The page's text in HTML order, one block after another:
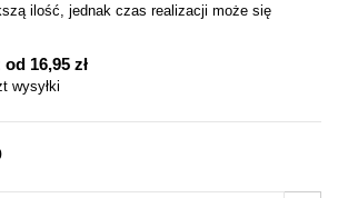
ilość, jednak czas realizacji może się
od 16,95 zł
wysyłki